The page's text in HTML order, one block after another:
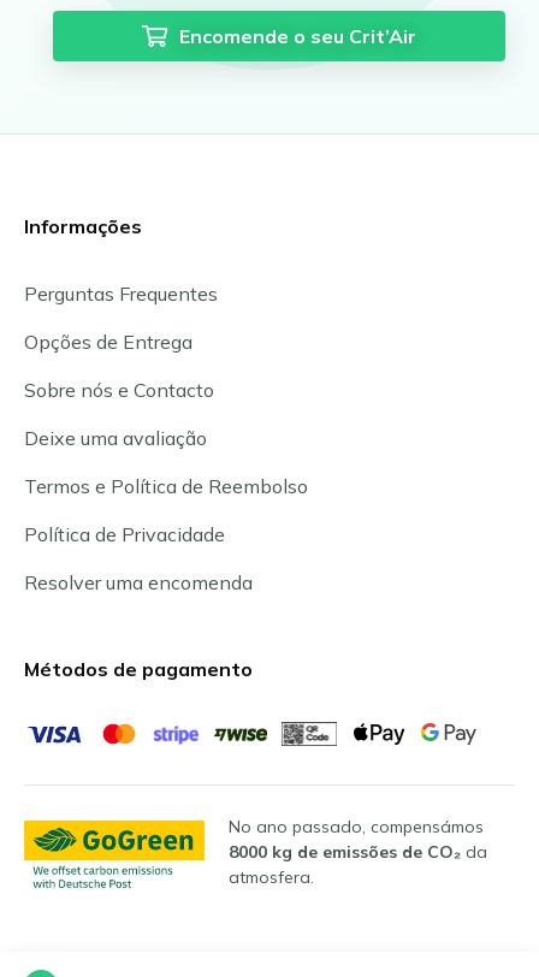
Encomende o seu Crit’Air
Informações
Perguntas Frequentes
Opções de Entrega
Sobre nós e Contacto
Deixe uma avaliação
Termos e Política de Reembolso
Política de Privacidade
Resolver uma encomenda
Métodos de pagamento
No ano passado, compensámos
8000 kg de emissões de CO₂ da
atmosfera.